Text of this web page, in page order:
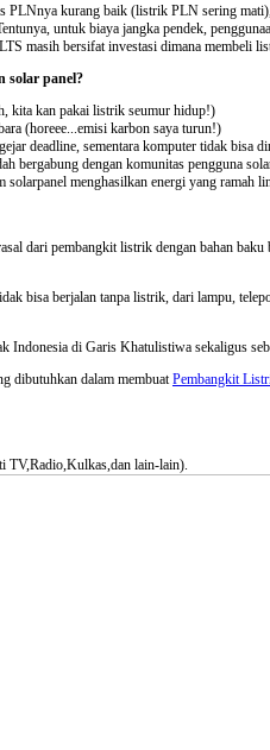
PLNnya kurang baik (listrik PLN sering
untuk biaya jangka pendek,
masih bersifat investasi dimana membeli
solar panel?
kita kan pakai listrik seumur hidup!)
(horeee...emisi karbon saya turun!)
deadline, sementara komputer tidak bisa
bergabung dengan komunitas pengguna
solarpanel menghasilkan energi yang ramah
dari pembangkit listrik dengan bahan
bisa berjalan tanpa listrik, dari lampu,
di Garis Khatulistiwa sekaligus
dibutuhkan dalam membuatPembangkit
TV,Radio,Kulkas,dan lain-lain).